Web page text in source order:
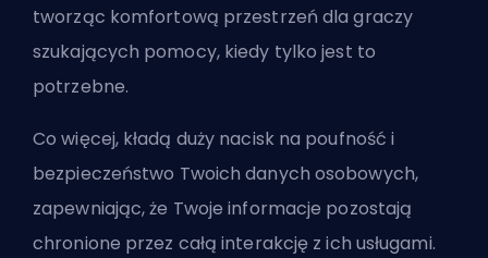
tworząc komfortową przestrzeń dla graczy
szukających pomocy, kiedy tylko jest to
potrzebne.
Co więcej, kładą duży nacisk na poufność i
bezpieczeństwo Twoich danych osobowych,
zapewniając, że Twoje informacje pozostają
chronione przez całą interakcję z ich usługami.